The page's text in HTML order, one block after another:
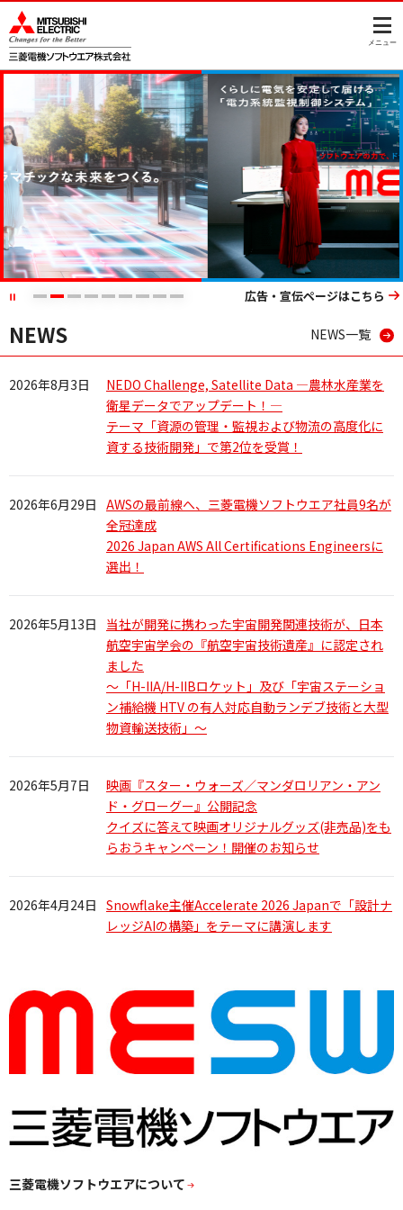
メニュー
広告・宣伝ページはこちら
NEWS NEWS一覧
2026年8月3日
NEDO Challenge, Satellite Data ―農林水産業を
衛星データでアップデート！―
テーマ「資源の管理・監視および物流の高度化に
資する技術開発」で第2位を受賞！
2026年6月29日 AWSの最前線へ、三菱電機ソフトウエア社員9名が
全冠達成
2026 Japan AWS All Certifications Engineersに
選出！
2026年5月13日
当社が開発に携わった宇宙開発関連技術が、日本
航空宇宙学会の『航空宇宙技術遺産』に認定され
ました
～「H-IIA/H-IIBロケット」及び「宇宙ステーショ
ン補給機 HTV の有人対応自動ランデブ技術と大型
物資輸送技術」～
2026年5月7日
映画『スター・ウォーズ／マンダロリアン・アン
ド・グローグー』公開記念
クイズに答えて映画オリジナルグッズ(非売品)をも
らおうキャンペーン！開催のお知らせ
2026年4月24日 Snowflake主催Accelerate 2026 Japanで「設計ナ
レッジAIの構築」をテーマに講演します
三菱電機ソフトウエアについて